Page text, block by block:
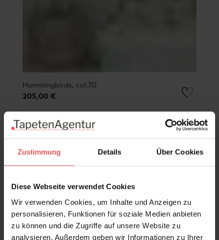
Zustimmung Details Über Cookies
Diese Webseite verwendet Cookies
Wir verwenden Cookies, um Inhalte und Anzeigen zu
personalisieren, Funktionen für soziale Medien anbieten
zu können und die Zugriffe auf unsere Website zu
analysieren. Außerdem geben wir Informationen zu Ihrer
Hummingbirds, col.70
205,00 €